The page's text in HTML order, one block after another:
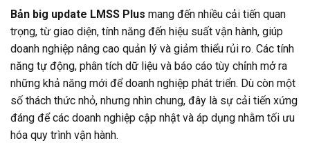
Bản big update LMSS Plus mang đến nhiều cải tiến quan
trọng, từ giao diện, tính năng đến hiệu suất vận hành, giúp
doanh nghiệp nâng cao quản lý và giảm thiểu rủi ro. Các tính
năng tự động, phân tích dữ liệu và báo cáo tùy chỉnh mở ra
những khả năng mới để doanh nghiệp phát triển. Dù còn một
số thách thức nhỏ, nhưng nhìn chung, đây là sự cải tiến xứng
đáng để các doanh nghiệp cập nhật và áp dụng nhằm tối ưu
hóa quy trình vận hành.